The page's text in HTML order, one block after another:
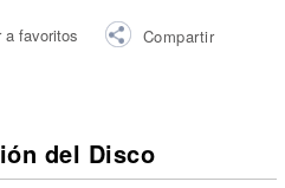
a favoritos Compartir
del Disco